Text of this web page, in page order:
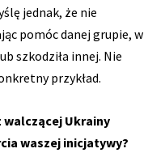
jednak, że nie
pomóc danej grupie, w
szkodziła innej. Nie
przykład.
walczącej Ukrainy
waszej inicjatywy?